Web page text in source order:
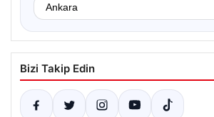
Bizi Takip Edin